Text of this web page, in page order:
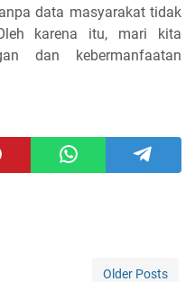
data masyarakat tidak
karena itu, mari kita
dan kebermanfaatan
Older Posts